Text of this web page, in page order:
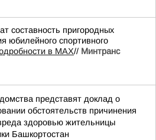
составность пригородных
юбилейного спортивного
в MAX// Минтранс
представят доклад о
обстоятельств причинения
здоровью жительницы
Башкортостан